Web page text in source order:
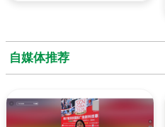
自媒体推荐